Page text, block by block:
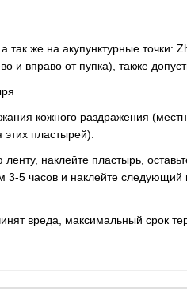
так же на акупунктурные
и вправо от пупка), также
кожного раздражения
пластырей).
наклейте пластырь,
5 часов и наклейте следующий
вреда, максимальный срок